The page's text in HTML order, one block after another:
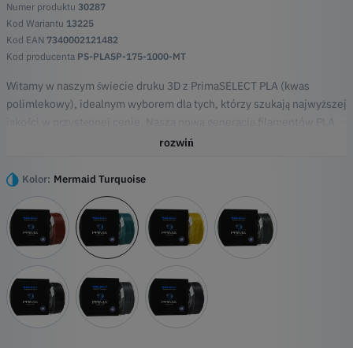
Numer produktu 30287
Kod Wariantu 13225
Kod EAN 7340002121482
Kod producenta PS-PLASP-175-1000-MT
Witamy w naszym świecie druku 3D z PrimaSELECT PLA (kwas
polimlekowy), idealnym wyborem dla tych, którzy szukają najwyższej
jakości w przystępnej cenie. Nasza nowa generacja filamentów PLA
nie tylko oferuje fantastycznie żywe kolory, ale jest również bardziej
wszystkich kreatywnych projektów.
Najważniejsze wydarzenia
Bardzo efektowne, pełne blasku, lśniące rezultaty
Łatwe drukowanie za pomocą
Stosunkowo silny
Kompatybilny ze wszystkimi drukarkami
Brak toksycznych oparów
Dostępne w wielu różnych żywych kolorach i z różnymi efektami
rozwiń
Kolor: Mermaid Turquoise